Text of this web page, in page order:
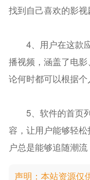
找到自己喜欢的影视
4、用户在这款应
播视频，涵盖了电
论何时都可以根据个
5、软件的首页列
容，让用户能够轻
户总是能够追随潮
声明：本站资源仅